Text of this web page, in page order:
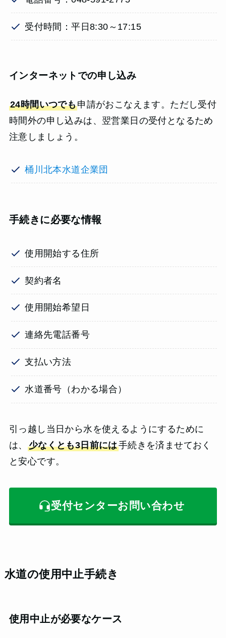
受付時間：平日8:30～17:15
インターネットでの申し込み
24時間いつでも申請がおこなえます。ただし受付
時間外の申し込みは、翌営業日の受付となるため
注意しましょう。
桶川北本水道企業団
手続きに必要な情報
使用開始する住所
契約者名
使用開始希望日
連絡先電話番号
支払い方法
水道番号（わかる場合）
引っ越し当日から水を使えるようにするために
は、 少なくとも3日前には手続きを済ませておく
と安心です。
受付センターお問い合わせ
水道の使用中止手続き
使用中止が必要なケース